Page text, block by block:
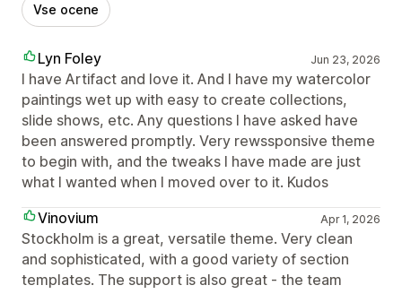
Vse ocene
Lyn Foley Jun 23, 2026
I have Artifact and love it. And I have my watercolor
paintings wet up with easy to create collections,
slide shows, etc. Any questions I have asked have
been answered promptly. Very rewssponsive theme
to begin with, and the tweaks I have made are just
what I wanted when I moved over to it. Kudos
Vinovium
Apr 1, 2026
Stockholm is a great, versatile theme. Very clean
and sophisticated, with a good variety of section
templates. The support is also great - the team